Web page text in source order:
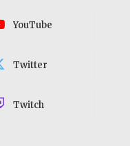
YouTube
Twitter
Twitch